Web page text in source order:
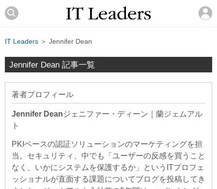
IT Leaders ＞ Jennifer Dean
Jennifer Dean 記事一覧
著者プロフィール
Jennifer Deanジェニファー・ディーン
蘭ジェムアル
ト
PKIベースの認証ソリューションのマーケティングを担
当。セキュリティ、中でも「ユーザーの反感を買うこと
なく、いかにシステムを保護するか」というITプロフェ
ッショナルが直面する課題についてブログを投稿してき